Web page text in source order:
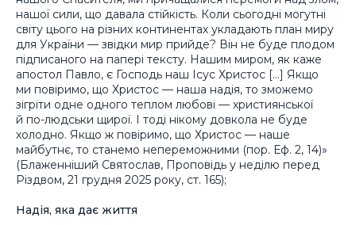
нашої сили, що давала стійкість. Коли сьогодні могутні
світу цього на різних континентах укладають план миру
для України — звідки мир прийде? Він не буде плодом
підписаного на папері тексту. Нашим миром, як каже
апостол Павло, є Господь наш Ісус Христос […] Якщо
ми повіримо, що Христос — наша надія, то зможемо
зігріти одне одного теплом любові — християнської
й по-людськи щирої. І тоді нікому довкола не буде
холодно. Якщо ж повіримо, що Христос — наше
майбутнє, то станемо непереможними (пор. Еф. 2, 14)»
(Блаженніший Святослав, Проповідь у неділю перед
Різдвом, 21 грудня 2025 року, ст. 165);
Надія, яка дає життя